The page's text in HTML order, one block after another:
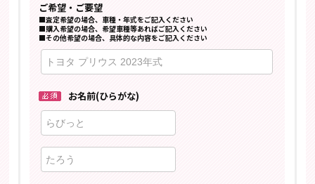
ご希望・ご要望
■査定希望の場合、車種・年式をご記入ください
■購入希望の場合、希望車種等あればご記入ください
■その他希望の場合、具体的な内容をご記入ください
お名前(ひらがな)